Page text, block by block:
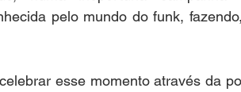
pelo mundo do funk,
esse momento através da